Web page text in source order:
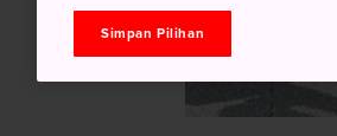
Simpan Pilihan